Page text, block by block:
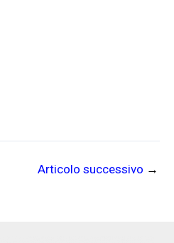
Articolo successivo →